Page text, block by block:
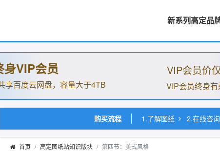
新系列高定品
身VIP会员
享百度云网盘，容量大于4TB
VIP会员价
VIP会员终身
购买流程 1.了解图纸 2.在线咨询
首页 高定图纸站知识版块 第四节：美式风格